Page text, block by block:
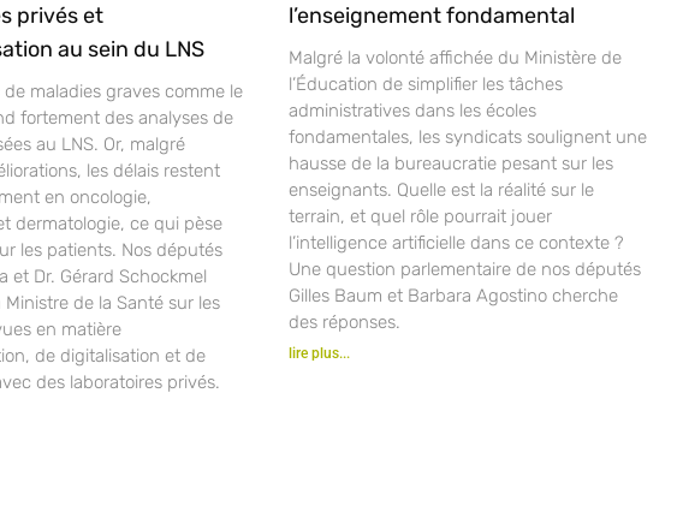
privés et
au sein du LNS
maladies graves comme le
fortement des analyses de
au LNS. Or, malgré
les délais restent
en oncologie,
dermatologie, ce qui pèse
les patients. Nos députés
et Dr. Gérard Schockmel
de la Santé sur les
en matière
de digitalisation et de
des laboratoires privés.
l’enseignement fondamental
Malgré la volonté affichée du Ministère de
l’Éducation de simplifier les tâches
administratives dans les écoles
fondamentales, les syndicats soulignent une
hausse de la bureaucratie pesant sur les
enseignants. Quelle est la réalité sur le
terrain, et quel rôle pourrait jouer
l’intelligence artificielle dans ce contexte ?
Une question parlementaire de nos députés
Gilles Baum et Barbara Agostino cherche
des réponses.
lire plus...